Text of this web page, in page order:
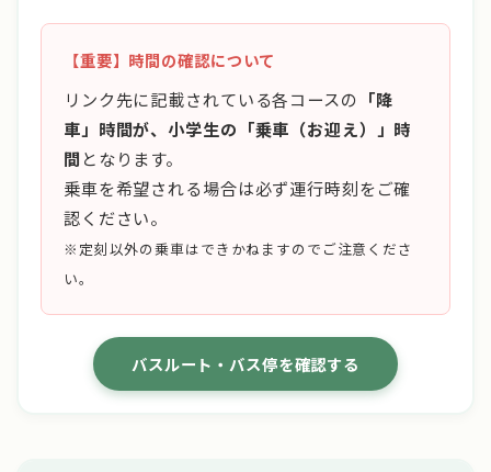
【重要】時間の確認について
リンク先に記載されている各コースの 「降
車」時間が、小学生の「乗車（お迎え）」時
間 となります。
乗車を希望される場合は必ず運行時刻をご確
認ください。
※定刻以外の乗車はできかねますのでご注意くださ
い。
バスルート・バス停を確認する